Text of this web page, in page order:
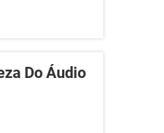
Do Áudio